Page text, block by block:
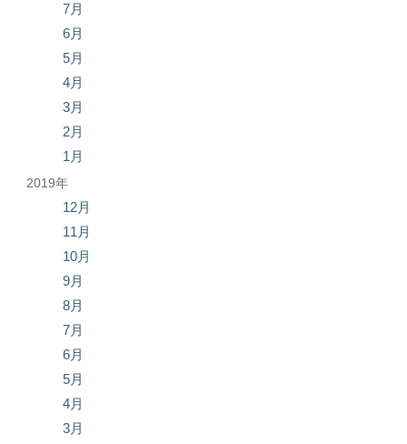
7月
6月
5月
4月
3月
2月
1月
2019年
12月
11月
10月
9月
8月
7月
6月
5月
4月
3月